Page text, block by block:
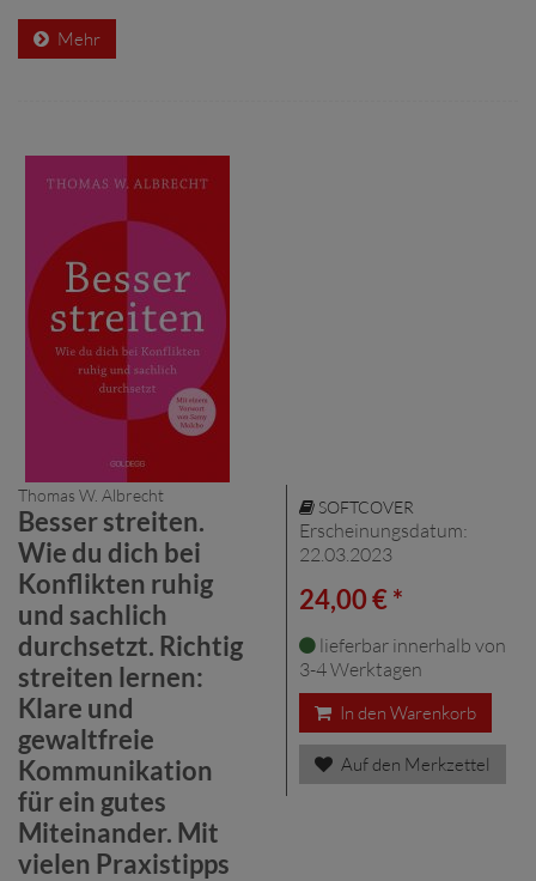
Mehr
Thomas W. Albrecht
Besser streiten.
Wie du dich bei
Konflikten ruhig
und sachlich
durchsetzt. Richtig
streiten lernen:
Klare und
gewaltfreie
Kommunikation
für ein gutes
Miteinander. Mit
vielen Praxistipps
SOFTCOVER
Erscheinungsdatum:
22.03.2023
24,00 € *
lieferbar innerhalb von
3-4 Werktagen
In den Warenkorb
Auf den Merkzettel